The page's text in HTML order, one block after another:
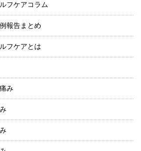
フケアコラム
報告まとめ
フケアとは
み